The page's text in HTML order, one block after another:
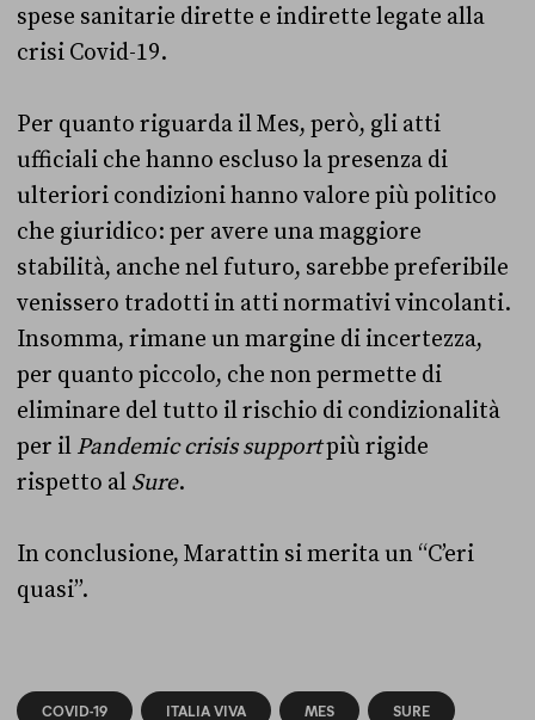
spese sanitarie dirette e indirette legate alla
crisi Covid-19.
Per quanto riguarda il Mes, però, gli atti
ufficiali che hanno escluso la presenza di
ulteriori condizioni hanno valore più politico
che giuridico: per avere una maggiore
stabilità, anche nel futuro, sarebbe preferibile
venissero tradotti in atti normativi vincolanti.
Insomma, rimane un margine di incertezza,
per quanto piccolo, che non permette di
eliminare del tutto il rischio di condizionalità
per il Pandemic crisis supportpiù rigide
rispetto al Sure.
In conclusione, Marattin si merita un “C’eri
quasi”.
COVID-19 ITALIA VIVA MES SURE